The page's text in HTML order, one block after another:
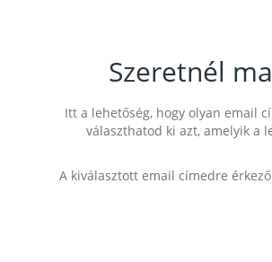
Szeretnél
Itt a lehetőség, hogy olyan email
választhatod ki azt, amelyik a
A kiválasztott email címedre